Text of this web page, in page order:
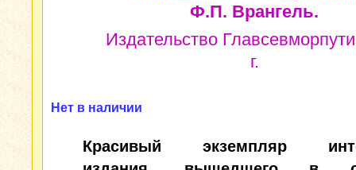
Ф.П. Врангель.
Издательство
г.
Нет в наличии
Красивый экземпляр